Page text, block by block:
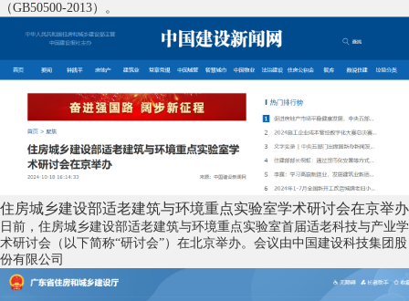
（GB50500-2013）。
住房城乡建设部适老建筑与环境重点实验室学术研讨会在京举办
日前，住房城乡建设部适老建筑与环境重点实验室首届适老科技与产业学
术研讨会（以下简称“研讨会”）在北京举办。会议由中国建设科技集团股
份有限公司